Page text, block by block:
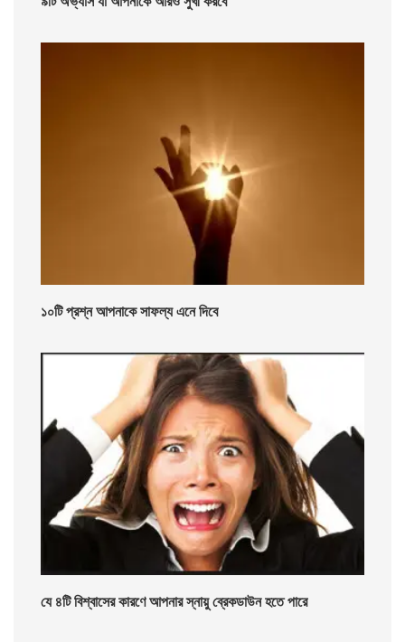
১০টি প্রশ্ন আপনাকে সাফল্য এনে দিবে
যে ৪টি বিশ্বাসের কারণে আপনার স্নায়ু ব্রেকডাউন হতে পারে